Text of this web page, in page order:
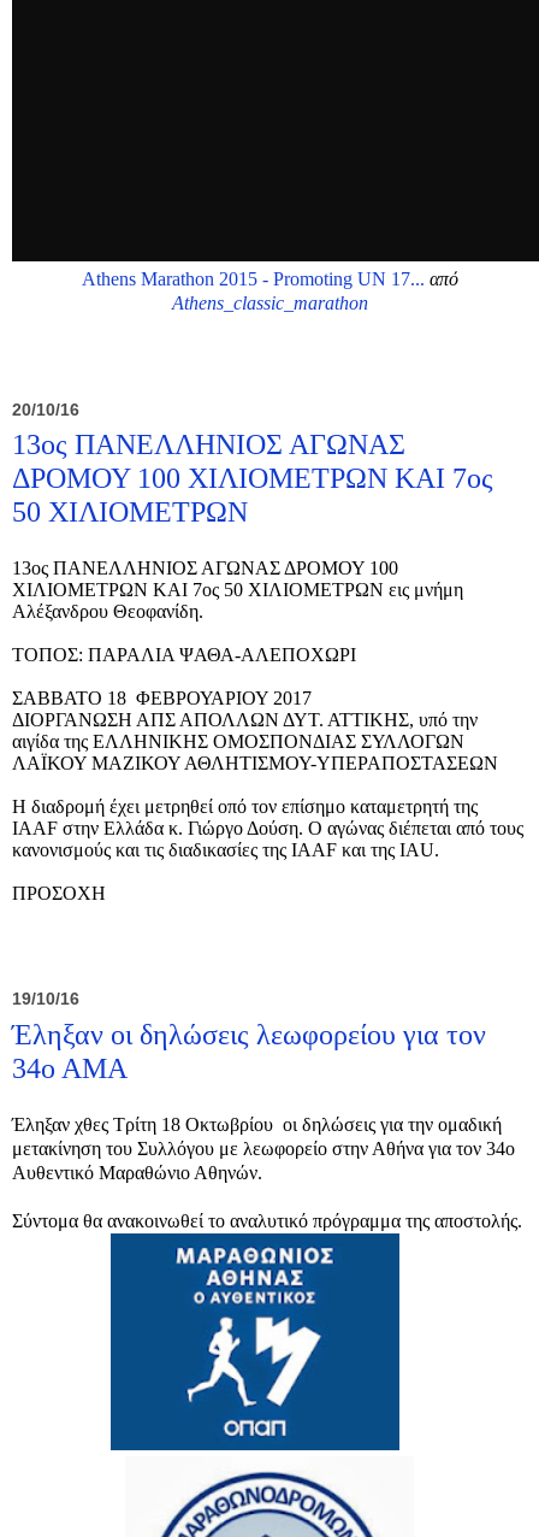
Athens Marathon 2015 - Promoting UN 17... από
Athens_classic_marathon
20/10/16
13ος ΠΑΝΕΛΛΗΝΙΟΣ ΑΓΩΝΑΣ
ΔΡΟΜΟΥ 100 ΧΙΛΙΟΜΕΤΡΩΝ ΚΑΙ 7ος
50 ΧΙΛΙΟΜΕΤΡΩΝ
13ος ΠΑΝΕΛΛΗΝΙΟΣ ΑΓΩΝΑΣ ΔΡΟΜΟΥ 100
ΧΙΛΙΟΜΕΤΡΩΝ ΚΑΙ 7ος 50 ΧΙΛΙΟΜΕΤΡΩΝ εις μνήμη
Αλέξανδρου Θεοφανίδη.
ΤΟΠΟΣ: ΠΑΡΑΛΙΑ ΨΑΘΑ-ΑΛΕΠΟΧΩΡΙ
ΣΑΒΒΑΤΟ 18 ΦΕΒΡΟΥΑΡΙΟΥ 2017
ΔΙΟΡΓΑΝΩΣΗ ΑΠΣ ΑΠΟΛΛΩΝ ΔΥΤ. ΑΤΤΙΚΗΣ, υπό την
αιγίδα της ΕΛΛΗΝΙΚΗΣ ΟΜΟΣΠΟΝΔΙΑΣ ΣΥΛΛΟΓΩΝ
ΛΑΪΚΟΥ ΜΑΖΙΚΟΥ ΑΘΛΗΤΙΣΜΟΥ-ΥΠΕΡΑΠΟΣΤΑΣΕΩΝ
Η διαδρομή έχει μετρηθεί οπό τον επίσημο καταμετρητή της
IAAF στην Ελλάδα κ. Γιώργο Δούση. Ο αγώνας διέπεται από τους
κανονισμούς και τις διαδικασίες της IAAF και της IAU.
ΠΡΟΣΟΧΗ
19/10/16
Έληξαν οι δηλώσεις λεωφορείου για τον
34ο ΑΜΑ
Έληξαν χθες Τρίτη 18 Οκτωβρίου οι δηλώσεις για την ομαδική
μετακίνηση του Συλλόγου με λεωφορείο στην Αθήνα για τον 34ο
Αυθεντικό Μαραθώνιο Αθηνών.
Σύντομα θα ανακοινωθεί το αναλυτικό πρόγραμμα της αποστολής.